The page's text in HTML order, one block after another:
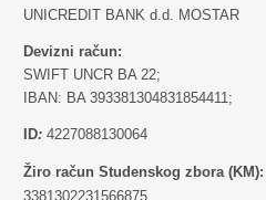
UNICREDIT BANK d.d. MOSTAR
Devizni račun:
SWIFT UNCR BA 22;
IBAN: BA 393381304831854411;
ID: 4227088130064
Žiro račun Studenskog zbora (KM):
3381302231566875